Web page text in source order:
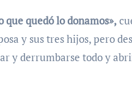
quedó lo donamos»,
y sus tres hijos, pero
y derrumbarse todo y